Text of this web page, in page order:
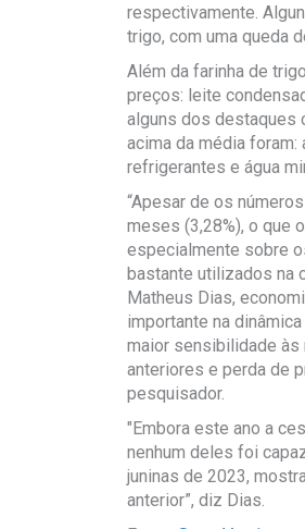
respectivamente.
trigo, com uma queda
Além da farinha de
preços: leite
alguns dos destaques
acima da média foram:
refrigerantes e água
“Apesar de os
meses (3,28%), o que
especialmente sobre
bastante utilizados na
Matheus Dias,
importante na
maior sensibilidade às
anteriores e perda de
pesquisador.
"Embora este ano a
nenhum deles foi
juninas de 2023,
anterior”, diz Dias.